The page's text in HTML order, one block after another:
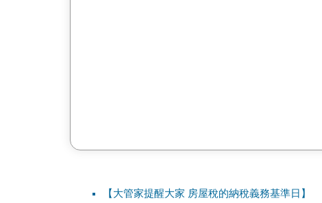
【大管家提醒大家 房屋稅的納稅義務基準日】